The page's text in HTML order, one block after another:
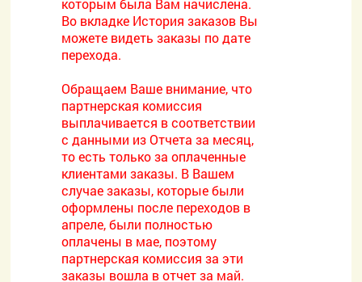
которым была Вам начислена.
Во вкладке История заказов Вы
можете видеть заказы по дате
перехода.
Обращаем Ваше внимание, что
партнерская комиссия
выплачивается в соответствии
с данными из Отчета за месяц,
то есть только за оплаченные
клиентами заказы. В Вашем
случае заказы, которые были
оформлены после переходов в
апреле, были полностью
оплачены в мае, поэтому
партнерская комиссия за эти
заказы вошла в отчет за май.